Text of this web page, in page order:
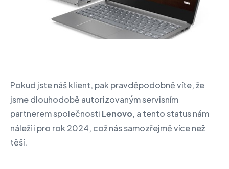
Pokud jste náš klient, pak pravděpodobně víte, že
jsme dlouhodobě autorizovaným servisním
partnerem společnosti Lenovo, a tento status nám
náleží i pro rok 2024, což nás samozřejmě více než
těší.